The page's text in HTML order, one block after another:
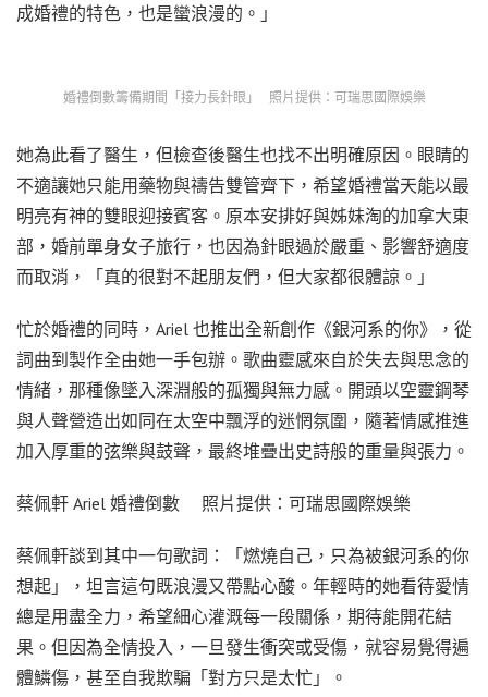
成婚禮的特色，也是蠻浪漫的。」
婚禮倒數籌備期間「接力長針眼」 照片提供：可瑞思國際娛樂
她為此看了醫生，但檢查後醫生也找不出明確原因。眼睛的
不適讓她只能用藥物與禱告雙管齊下，希望婚禮當天能以最
明亮有神的雙眼迎接賓客。原本安排好與姊妹淘的加拿大東
部，婚前單身女子旅行，也因為針眼過於嚴重、影響舒適度
而取消，「真的很對不起朋友們，但大家都很體諒。」
忙於婚禮的同時，Ariel 也推出全新創作《銀河系的你》，從
詞曲到製作全由她一手包辦。歌曲靈感來自於失去與思念的
情緒，那種像墜入深淵般的孤獨與無力感。開頭以空靈鋼琴
與人聲營造出如同在太空中飄浮的迷惘氛圍，隨著情感推進
加入厚重的弦樂與鼓聲，最終堆疊出史詩般的重量與張力。
蔡佩軒 Ariel 婚禮倒數 照片提供：可瑞思國際娛樂
蔡佩軒談到其中一句歌詞：「燃燒自己，只為被銀河系的你
想起」，坦言這句既浪漫又帶點心酸。年輕時的她看待愛情
總是用盡全力，希望細心灌溉每一段關係，期待能開花結
果。但因為全情投入，一旦發生衝突或受傷，就容易覺得遍
體鱗傷，甚至自我欺騙「對方只是太忙」。